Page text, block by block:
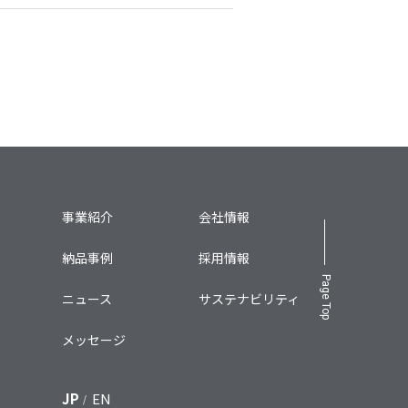
Page Top
事業紹介
納品事例
ニュース
メッセージ
会社情報
採用情報
サステナビリティ
JP EN